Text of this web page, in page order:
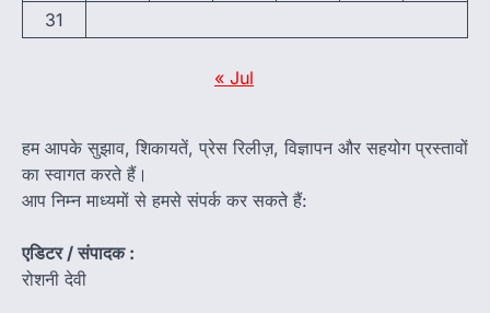
31
« Jul
हम आपके सुझाव, शिकायतें, प्रेस रिलीज़, विज्ञापन और सहयोग प्रस्तावों
का स्वागत करते हैं।
आप निम्न माध्यमों से हमसे संपर्क कर सकते हैं:
एडिटर / संपादक :
रोशनी देवी